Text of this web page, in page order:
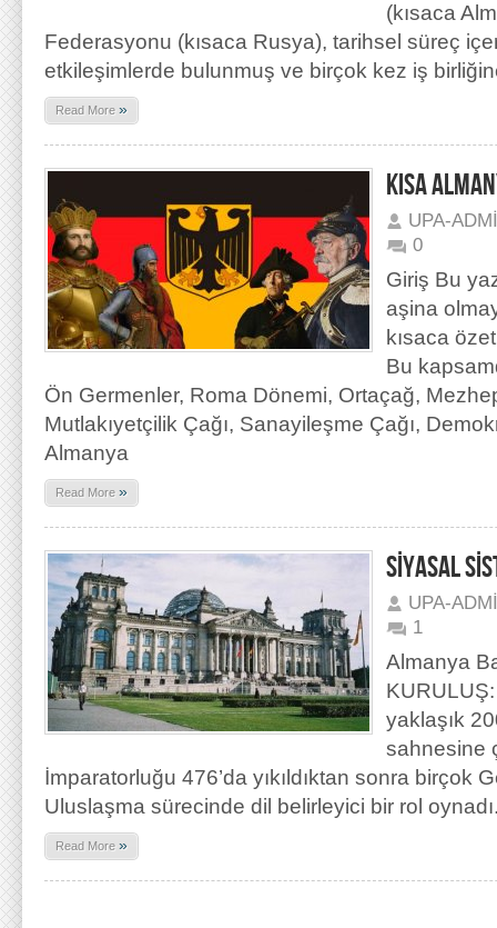
(kısaca
Federasyonu (kısaca Rusya), tarihsel süreç
etkileşimlerde bulunmuş ve birçok kez iş
Read More »
KISA
UPA-
0
Giriş Bu
aşina
kısaca
Bu
Ön Germenler, Roma Dönemi, Ortaçağ,
Mutlakıyetçilik Çağı, Sanayileşme Çağı,
Almanya
Read More »
SİYASAL
UPA-
1
Almanya
yaklaşık
sahnesine
İmparatorluğu 476’da yıkıldıktan sonra birçok
Uluslaşma sürecinde dil belirleyici bir rol
Read More »